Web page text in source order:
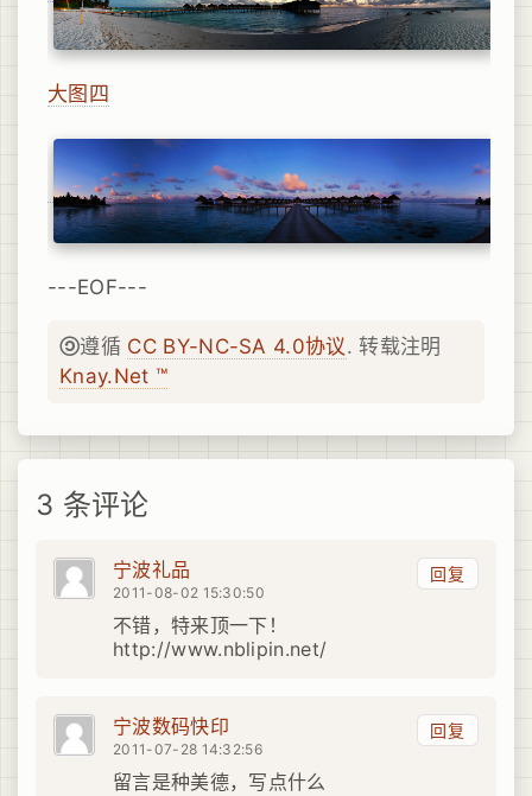
大图四
---EOF---
遵循 CC BY-NC-SA 4.0协议. 转载注明
Knay.Net ™
3 条评论
回复
宁波礼品
2011-08-02 15:30:50
不错，特来顶一下！
http://www.nblipin.net/
回复
宁波数码快印
2011-07-28 14:32:56
留言是种美德，写点什么